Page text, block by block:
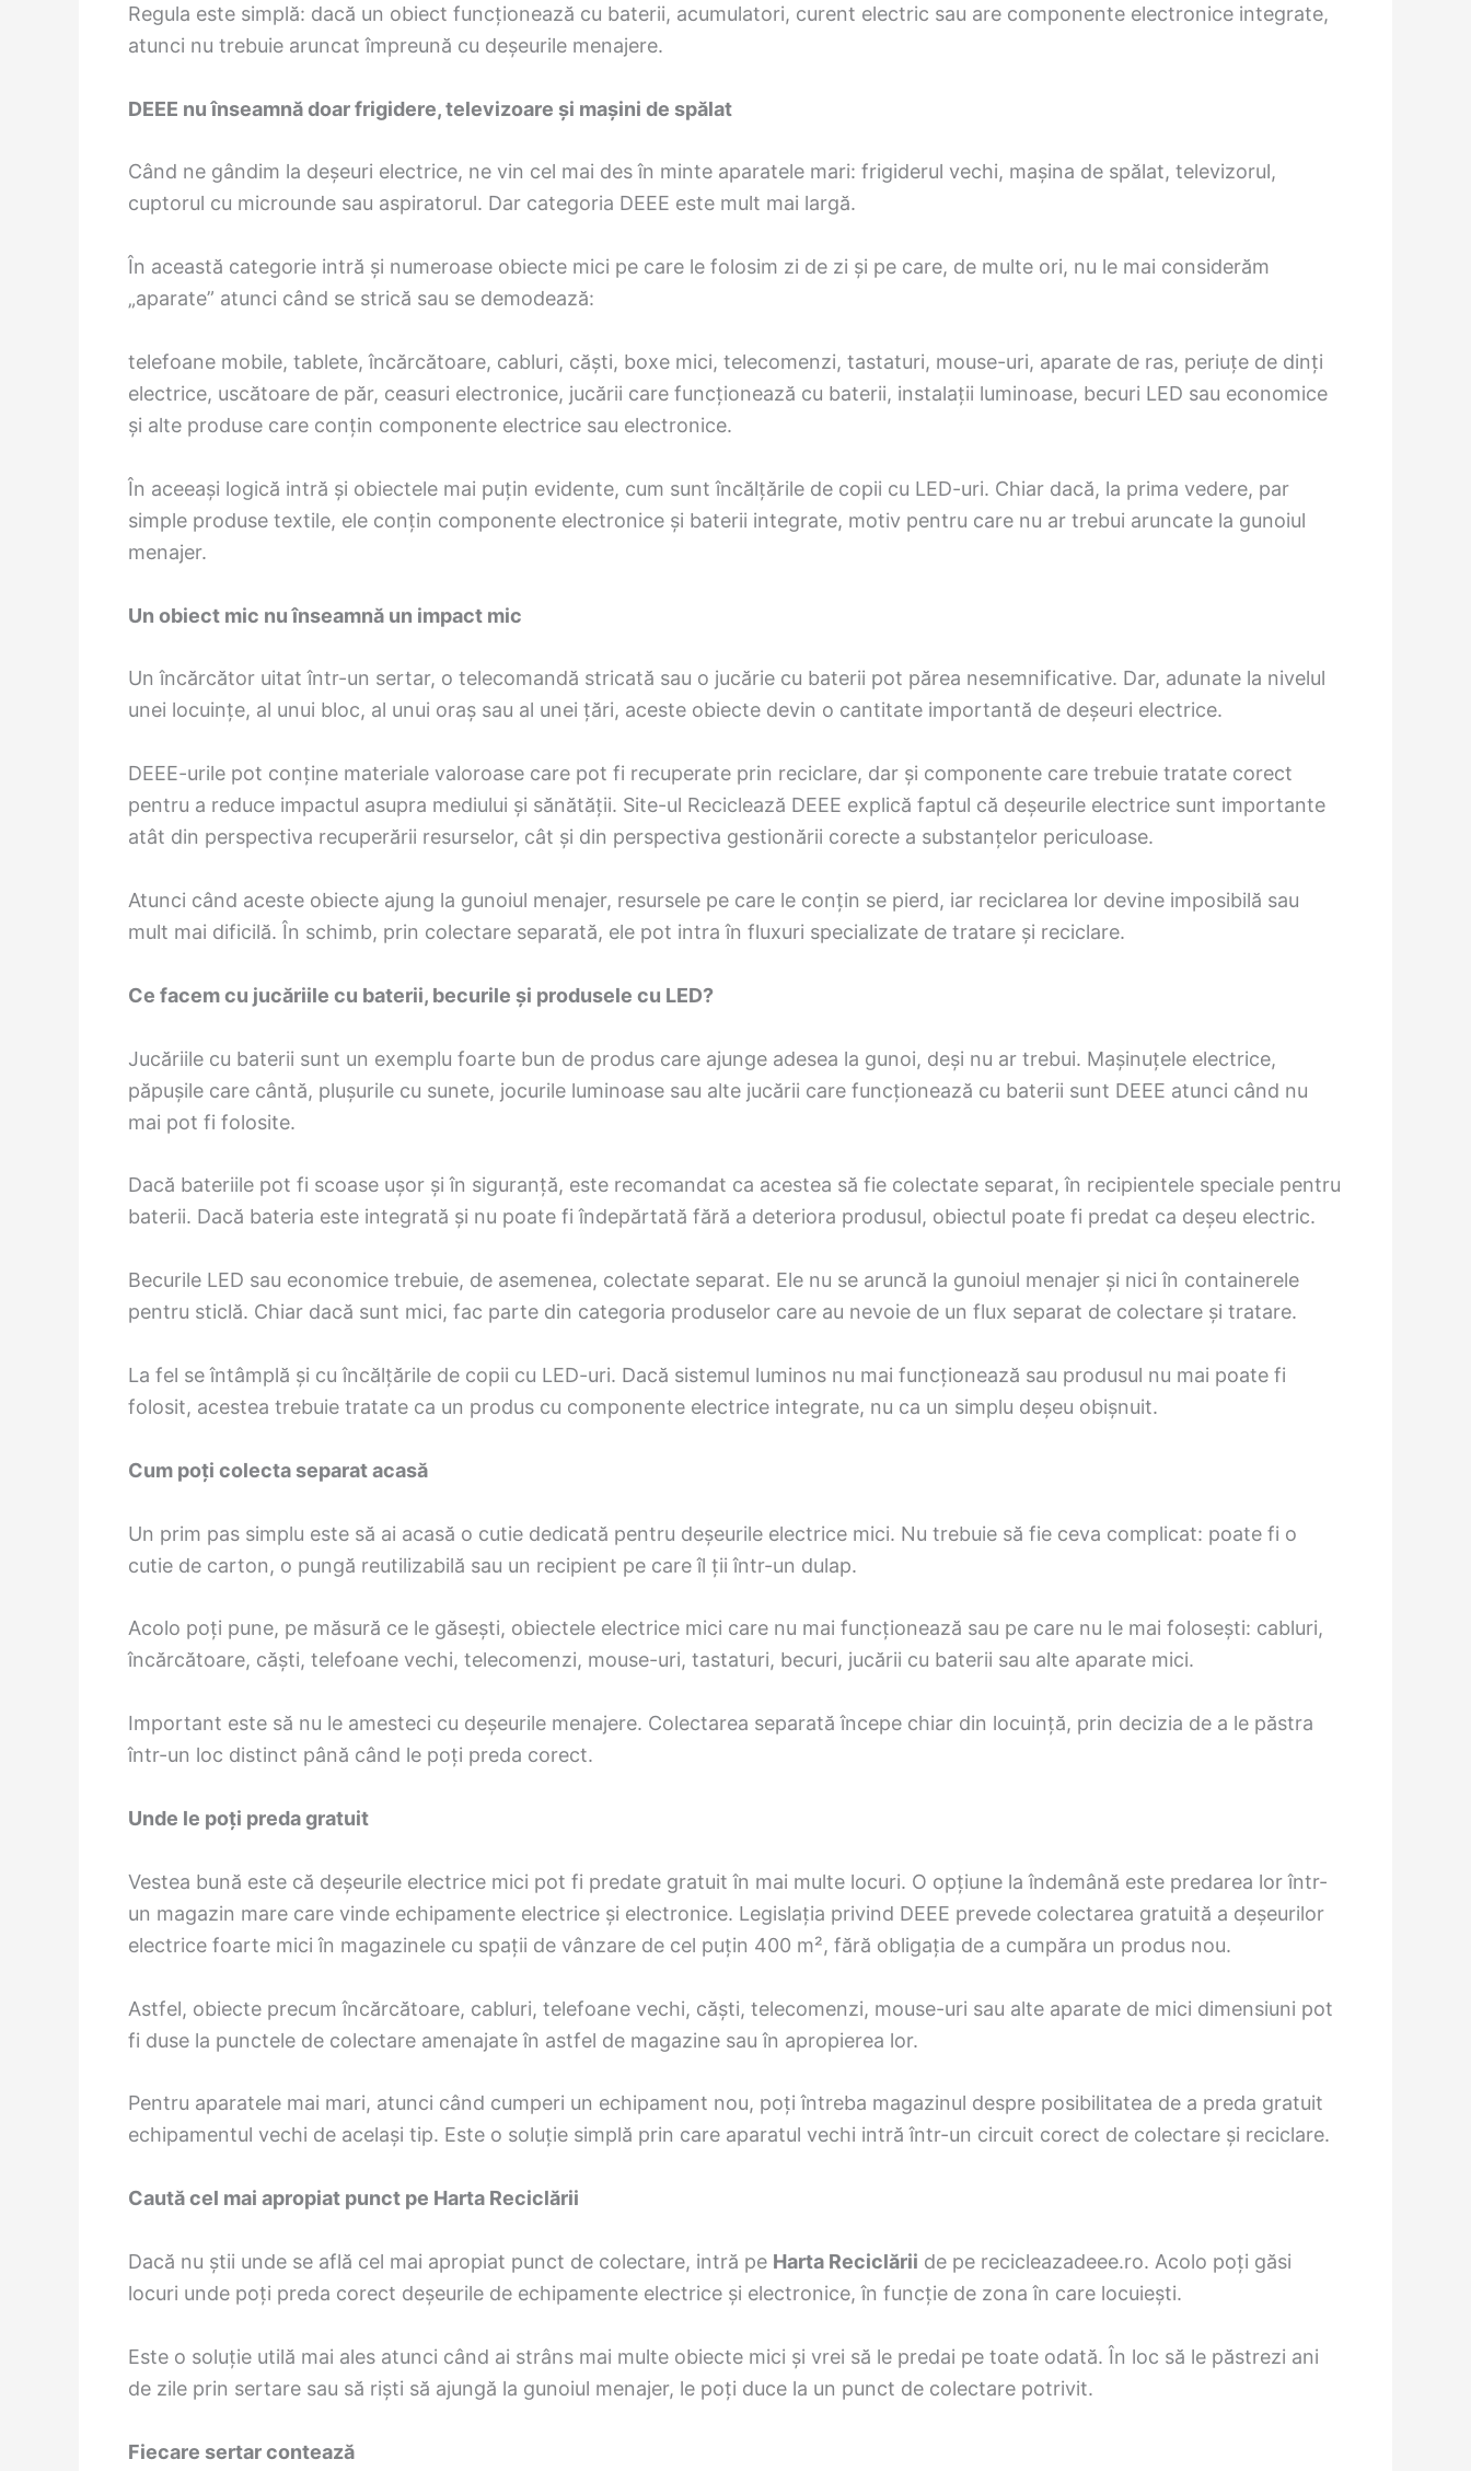
Regula este simplă: dacă un obiect funcționează cu baterii, acumulatori, curent electric sau are componente electronice integrate,
atunci nu trebuie aruncat împreună cu deșeurile menajere.
DEEE nu înseamnă doar frigidere, televizoare și mașini de spălat
Când ne gândim la deșeuri electrice, ne vin cel mai des în minte aparatele mari: frigiderul vechi, mașina de spălat, televizorul,
cuptorul cu microunde sau aspiratorul. Dar categoria DEEE este mult mai largă.
În această categorie intră și numeroase obiecte mici pe care le folosim zi de zi și pe care, de multe ori, nu le mai considerăm
„aparate” atunci când se strică sau se demodează:
telefoane mobile, tablete, încărcătoare, cabluri, căști, boxe mici, telecomenzi, tastaturi, mouse-uri, aparate de ras, periuțe de dinți
electrice, uscătoare de păr, ceasuri electronice, jucării care funcționează cu baterii, instalații luminoase, becuri LED sau economice
și alte produse care conțin componente electrice sau electronice.
În aceeași logică intră și obiectele mai puțin evidente, cum sunt încălțările de copii cu LED-uri. Chiar dacă, la prima vedere, par
simple produse textile, ele conțin componente electronice și baterii integrate, motiv pentru care nu ar trebui aruncate la gunoiul
menajer.
Un obiect mic nu înseamnă un impact mic
Un încărcător uitat într-un sertar, o telecomandă stricată sau o jucărie cu baterii pot părea nesemnificative. Dar, adunate la nivelul
unei locuințe, al unui bloc, al unui oraș sau al unei țări, aceste obiecte devin o cantitate importantă de deșeuri electrice.
DEEE-urile pot conține materiale valoroase care pot fi recuperate prin reciclare, dar și componente care trebuie tratate corect
pentru a reduce impactul asupra mediului și sănătății. Site-ul Reciclează DEEE explică faptul că deșeurile electrice sunt importante
atât din perspectiva recuperării resurselor, cât și din perspectiva gestionării corecte a substanțelor periculoase.
Atunci când aceste obiecte ajung la gunoiul menajer, resursele pe care le conțin se pierd, iar reciclarea lor devine imposibilă sau
mult mai dificilă. În schimb, prin colectare separată, ele pot intra în fluxuri specializate de tratare și reciclare.
Ce facem cu jucăriile cu baterii, becurile și produsele cu LED?
Jucăriile cu baterii sunt un exemplu foarte bun de produs care ajunge adesea la gunoi, deși nu ar trebui. Mașinuțele electrice,
păpușile care cântă, plușurile cu sunete, jocurile luminoase sau alte jucării care funcționează cu baterii sunt DEEE atunci când nu
mai pot fi folosite.
Dacă bateriile pot fi scoase ușor și în siguranță, este recomandat ca acestea să fie colectate separat, în recipientele speciale pentru
baterii. Dacă bateria este integrată și nu poate fi îndepărtată fără a deteriora produsul, obiectul poate fi predat ca deșeu electric.
Becurile LED sau economice trebuie, de asemenea, colectate separat. Ele nu se aruncă la gunoiul menajer și nici în containerele
pentru sticlă. Chiar dacă sunt mici, fac parte din categoria produselor care au nevoie de un flux separat de colectare și tratare.
La fel se întâmplă și cu încălțările de copii cu LED-uri. Dacă sistemul luminos nu mai funcționează sau produsul nu mai poate fi
folosit, acestea trebuie tratate ca un produs cu componente electrice integrate, nu ca un simplu deșeu obișnuit.
Cum poți colecta separat acasă
Un prim pas simplu este să ai acasă o cutie dedicată pentru deșeurile electrice mici. Nu trebuie să fie ceva complicat: poate fi o
cutie de carton, o pungă reutilizabilă sau un recipient pe care îl ții într-un dulap.
Acolo poți pune, pe măsură ce le găsești, obiectele electrice mici care nu mai funcționează sau pe care nu le mai folosești: cabluri,
încărcătoare, căști, telefoane vechi, telecomenzi, mouse-uri, tastaturi, becuri, jucării cu baterii sau alte aparate mici.
Important este să nu le amesteci cu deșeurile menajere. Colectarea separată începe chiar din locuință, prin decizia de a le păstra
într-un loc distinct până când le poți preda corect.
Unde le poți preda gratuit
Vestea bună este că deșeurile electrice mici pot fi predate gratuit în mai multe locuri. O opțiune la îndemână este predarea lor într-
un magazin mare care vinde echipamente electrice și electronice. Legislația privind DEEE prevede colectarea gratuită a deșeurilor
electrice foarte mici în magazinele cu spații de vânzare de cel puțin 400 m², fără obligația de a cumpăra un produs nou.
Astfel, obiecte precum încărcătoare, cabluri, telefoane vechi, căști, telecomenzi, mouse-uri sau alte aparate de mici dimensiuni pot
fi duse la punctele de colectare amenajate în astfel de magazine sau în apropierea lor.
Pentru aparatele mai mari, atunci când cumperi un echipament nou, poți întreba magazinul despre posibilitatea de a preda gratuit
echipamentul vechi de același tip. Este o soluție simplă prin care aparatul vechi intră într-un circuit corect de colectare și reciclare.
Caută cel mai apropiat punct pe Harta Reciclării
Dacă nu știi unde se află cel mai apropiat punct de colectare, intră pe Harta Reciclării de pe recicleazadeee.ro. Acolo poți găsi
locuri unde poți preda corect deșeurile de echipamente electrice și electronice, în funcție de zona în care locuiești.
Este o soluție utilă mai ales atunci când ai strâns mai multe obiecte mici și vrei să le predai pe toate odată. În loc să le păstrezi ani
de zile prin sertare sau să riști să ajungă la gunoiul menajer, le poți duce la un punct de colectare potrivit.
Fiecare sertar contează